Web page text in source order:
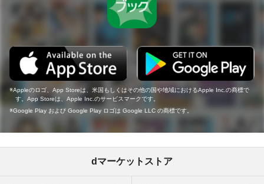
Appleのロゴ、App Storeは、米国もしくはその他の国や地域におけるApple Inc.の商標で
す。App Storeは、Apple Inc.のサービスマークです。
Google Play および Google Play ロゴは Google LLC の商標です。
dマーケットストア